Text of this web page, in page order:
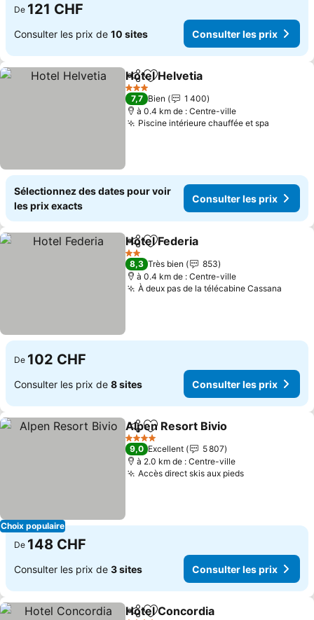
De 121 CHF
Consulter les prix de 10 sites Consulter les prix
PartagerAjouter à mes favoris
Hotel Helvetia
3 Étoiles
7,7 Bien
1 400
à 0.4 km de : Centre-ville
Piscine intérieure chauffée et spa
Sélectionnez des dates pour voir
les prix exacts
Consulter les prix
PartagerAjouter à mes favoris
Hotel Federia
2 Étoiles
8,3 Très bien
853
à 0.4 km de : Centre-ville
À deux pas de la télécabine Cassana
De 102 CHF
Consulter les prix de 8 sites Consulter les prix
Choix populaire
PartagerAjouter à mes favoris
Alpen Resort Bivio
4 Étoiles
9,0 Excellent
5 807
à 2.0 km de : Centre-ville
Accès direct skis aux pieds
De 148 CHF
Consulter les prix de 3 sites Consulter les prix
Partager
Hotel Concordia